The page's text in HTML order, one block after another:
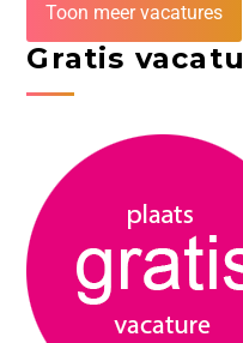
Toon meer vacatures
Gratis